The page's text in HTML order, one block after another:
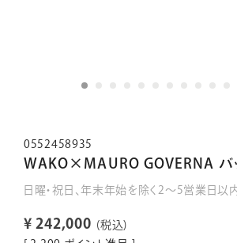
0552458935
WAKO×MAURO GOVERNA バ
日曜・祝日、年末年始を除く2～5営業日以
¥ 242,000
税込